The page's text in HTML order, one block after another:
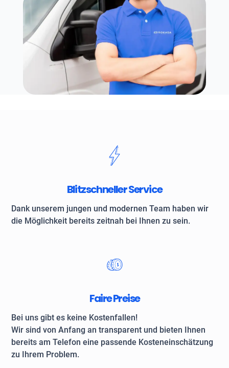
Blitzschneller Service
Dank unserem jungen und modernen Team haben wir
die Möglichkeit bereits zeitnah bei Ihnen zu sein.
Faire Preise
Bei uns gibt es keine Kostenfallen!
Wir sind von Anfang an transparent und bieten Ihnen
bereits am Telefon eine passende Kosteneinschätzung
zu Ihrem Problem.